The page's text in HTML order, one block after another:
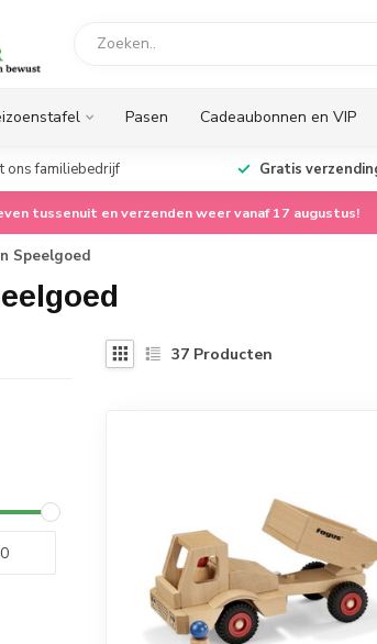
Pasen Cadeaubonnen en VIP
ons familiebedrijf Gratis
tussenuit en verzenden weer vanaf 17 augustus!
Speelgoed
37 Producten